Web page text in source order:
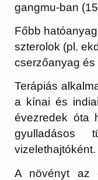
gangmu-ban
Főbb
szterolok (pl.
cserzőanyag
Terápiás
a kínai és
évezredek óta
gyulladásos
A növényt az